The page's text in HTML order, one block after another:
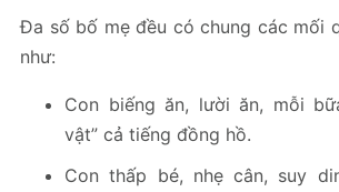
Đa số bố mẹ đều có chung các mối
như:
Con biếng ăn, lười ăn, mỗi
vật” cả tiếng đồng hồ.
Con thấp bé, nhẹ cân, suy